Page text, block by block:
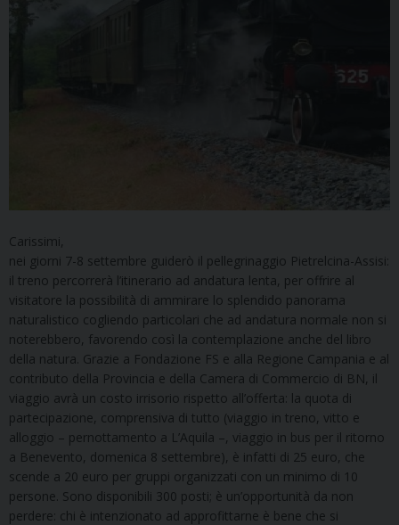
Carissimi,
nei giorni 7-8 settembre guiderò il pellegrinaggio Pietrelcina-Assisi:
il treno percorrerà l’itinerario ad andatura lenta, per offrire al
visitatore la possibilità di ammirare lo splendido panorama
naturalistico cogliendo particolari che ad andatura normale non si
noterebbero, favorendo così la contemplazione anche del libro
della natura. Grazie a Fondazione FS e alla Regione Campania e al
contributo della Provincia e della Camera di Commercio di BN, il
viaggio avrà un costo irrisorio rispetto all’offerta: la quota di
partecipazione, comprensiva di tutto (viaggio in treno, vitto e
alloggio – pernottamento a L’Aquila –, viaggio in bus per il ritorno
a Benevento, domenica 8 settembre), è infatti di 25 euro, che
scende a 20 euro per gruppi organizzati con un minimo di 10
persone. Sono disponibili 300 posti; è un’opportunità da non
perdere: chi è intenzionato ad approfittarne è bene che si